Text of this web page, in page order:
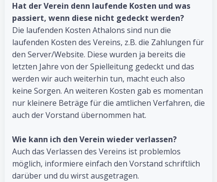
Hat der Verein denn laufende Kosten und was
passiert, wenn diese nicht gedeckt werden?
Die laufenden Kosten Athalons sind nun die
laufenden Kosten des Vereins, z.B. die Zahlungen für
den Server/Website. Diese wurden ja bereits die
letzten Jahre von der Spielleitung gedeckt und das
werden wir auch weiterhin tun, macht euch also
keine Sorgen. An weiteren Kosten gab es momentan
nur kleinere Beträge für die amtlichen Verfahren, die
auch der Vorstand übernommen hat.
Wie kann ich den Verein wieder verlassen?
Auch das Verlassen des Vereins ist problemlos
möglich, informiere einfach den Vorstand schriftlich
darüber und du wirst ausgetragen.